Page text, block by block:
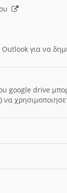
για να
google drive
να